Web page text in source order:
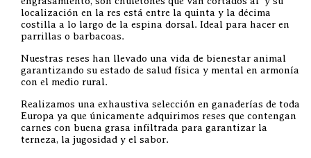
localización en la res está entre la quinta y la décima
costilla a lo largo de la espina dorsal. Ideal para hacer en
parrillas o barbacoas.
Nuestras reses han llevado una vida de bienestar animal
garantizando su estado de salud física y mental en armonía
con el medio rural.
Realizamos una exhaustiva selección en ganaderías de toda
Europa ya que únicamente adquirimos reses que contengan
carnes con buena grasa infiltrada para garantizar la
terneza, la jugosidad y el sabor.